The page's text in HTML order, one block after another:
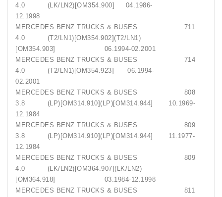
4.0 (LK/LN2)[OM354.900] 04.1986-
12.1998
MERCEDES BENZ TRUCKS & BUSES 711
4.0 (T2/LN1)[OM354.902](T2/LN1)
[OM354.903] 06.1994-02.2001
MERCEDES BENZ TRUCKS & BUSES 714
4.0 (T2/LN1)[OM354.923] 06.1994-
02.2001
MERCEDES BENZ TRUCKS & BUSES 808
3.8 (LP)[OM314.910](LP)[OM314.944] 10.1969-
12.1984
MERCEDES BENZ TRUCKS & BUSES 809
3.8 (LP)[OM314.910](LP)[OM314.944] 11.1977-
12.1984
MERCEDES BENZ TRUCKS & BUSES 809
4.0 (LK/LN2)[OM364.907](LK/LN2)
[OM364.918] 03.1984-12.1998
MERCEDES BENZ TRUCKS & BUSES 811